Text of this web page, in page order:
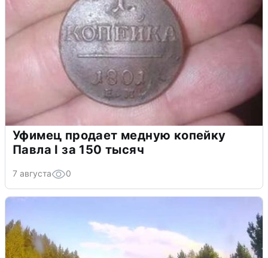
Уфимец продает медную копейку
Павла I за 150 тысяч
7 августа 0